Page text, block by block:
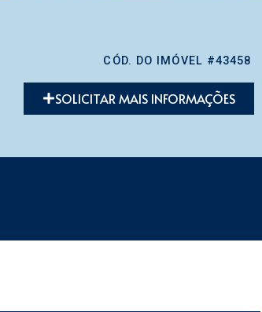
CÓD. DO IMÓVEL #43458
SOLICITAR MAIS INFORMAÇÕES